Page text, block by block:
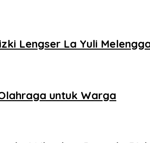
Lengser La Yuli
untuk Warga